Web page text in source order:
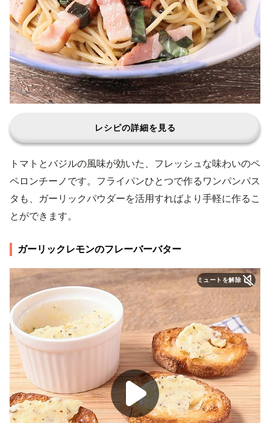
レシピの詳細を見る
トマトとバジルの風味が効いた、フレッシュな味わいのペ
ペロンチーノです。フライパンひとつで作るワンパンパス
タも、ガーリックパウダーを活用すればより手軽に作るこ
とができます。
ガーリックレモンのフレーバーバター
ミュートを解除